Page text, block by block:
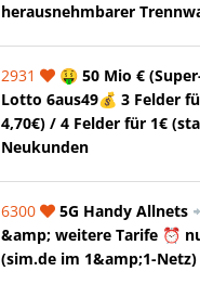
herausnehmbarer
2931
🤑 50 Mio €
Lotto 6aus49💰 3 Felder
4,70€) / 4 Felder für 1€
Neukunden
6300
5G Handy Allnets
&amp; weitere Tarife ⏰
(sim.de im 1&amp;1-Netz)